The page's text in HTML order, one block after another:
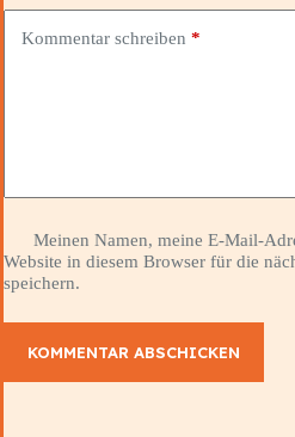
Kommentar schreiben *
Meinen Namen, meine E-Mail-
Website in diesem Browser für die
speichern.
KOMMENTAR ABSCHICKEN